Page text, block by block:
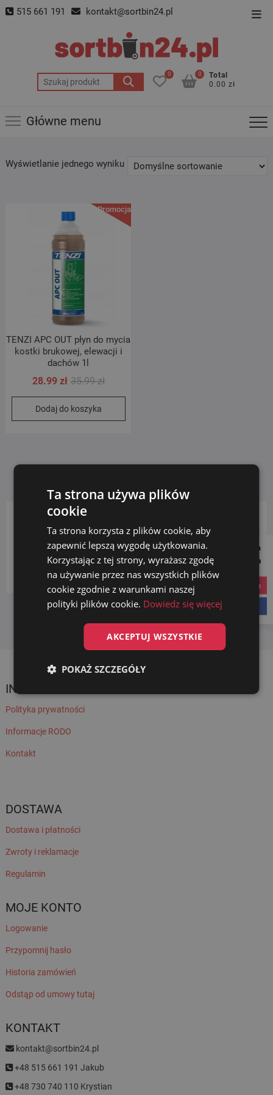
Skip 515 661 191 kontakt@sortbin24.pl
Szukaj:
0
Total
0.00 zł
0
Główne menu
Wyświetlanie jednego wyniku
Promocja!
TENZI APC OUT płyn do mycia
kostki brukowej, elewacji i
dachów 1l
35.99złPierwotna
cena
35.99 zł.
28.99 zł
Aktualna
cena
28.99 zł.
Dodaj do koszyka
KATEGORIE PRODUKTÓW
Wybierz kategorię
INFORMACJE
Polityka prywatności
Informacje RODO
Kontakt
DOSTAWA
Dostawa i płatności
Zwroty i reklamacje
Regulamin
MOJE KONTO
Logowanie
Przypomnij hasło
Historia zamówień
Odstąp od umowy tutaj
KONTAKT
kontakt@sortbin24.pl
+48 515 661 191 Jakub
+48 730 740 110 Krystian
Follow us on
Social Media
instagram
Ta strona używa plików
cookie
Ta strona korzysta z plików cookie, aby
zapewnić lepszą wygodę użytkowania.
Korzystając z tej strony, wyrażasz zgodę
na używanie przez nas wszystkich plików
cookie zgodnie z warunkami naszej
polityki plików cookie. Dowiedz się więcej
AKCEPTUJ WSZYSTKIE
POKAŻ SZCZEGÓŁY